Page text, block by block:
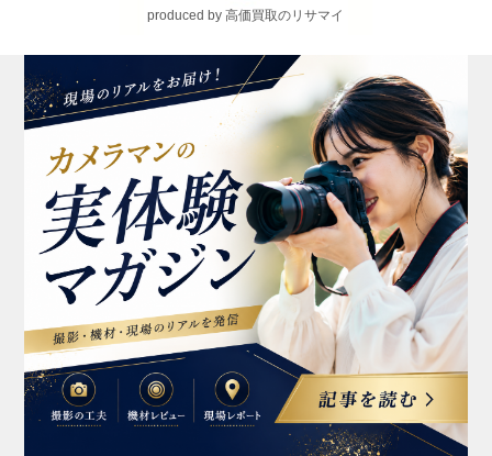
produced by 高価買取のリサマイ